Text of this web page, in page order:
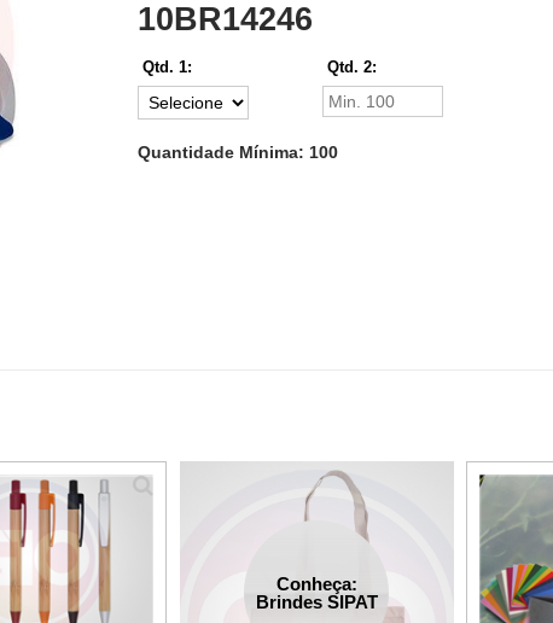
10BR14246
Qtd. 1: Qtd. 2:
Quantidade Mínima: 100
Conheça:
Brindes SIPAT